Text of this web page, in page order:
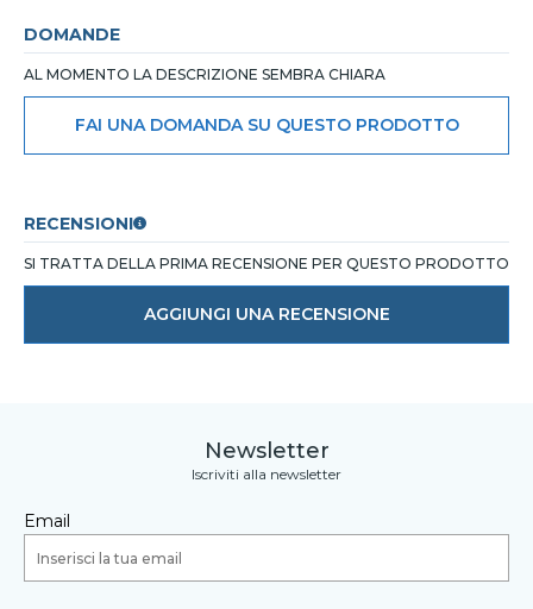
DOMANDE
AL MOMENTO LA DESCRIZIONE SEMBRA CHIARA
FAI UNA DOMANDA SU QUESTO PRODOTTO
RECENSIONI
SI TRATTA DELLA PRIMA RECENSIONE PER QUESTO PRODOTTO
AGGIUNGI UNA RECENSIONE
Newsletter
Iscriviti alla newsletter
Email